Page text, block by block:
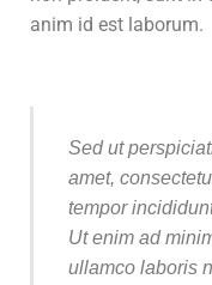
anim id est laborum.
Sed ut
amet,
tempor
Ut enim ad
ullamco laboris